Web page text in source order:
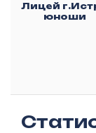
Лицей
юноши